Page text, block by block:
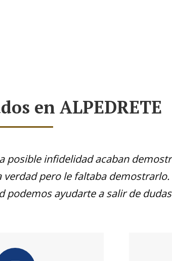
en ALPEDRETE
posible infidelidad acaban
pero le faltaba demostrarlo.
podemos ayudarte a salir de